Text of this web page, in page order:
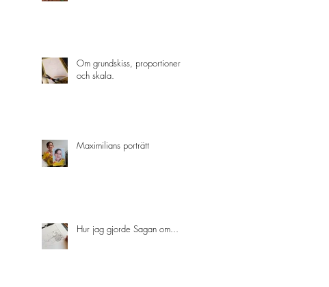
Om grundskiss, proportioner
och skala.
Maximilians porträtt
Hur jag gjorde Sagan om...